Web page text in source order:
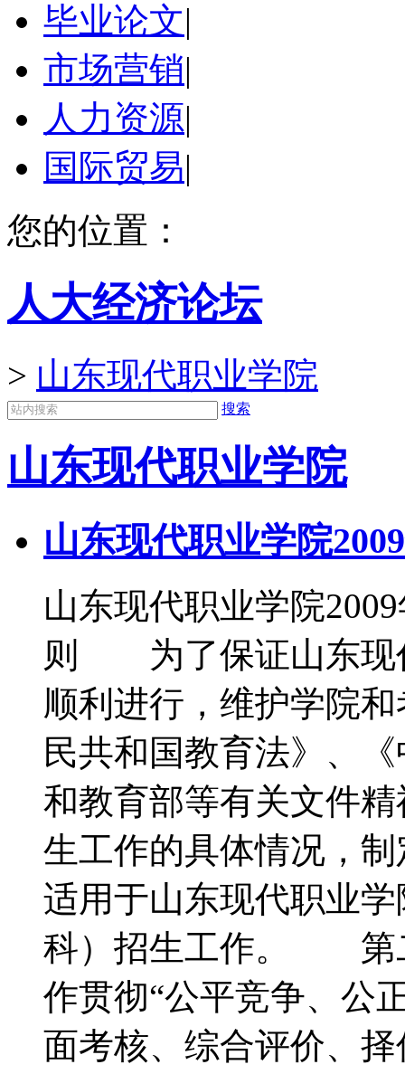
毕业论文|
市场营销|
人力资源|
国际贸易|
您的位置：
人大经济论坛
> 山东现代职业学院
搜索
山东现代职业学院
山东现代职业学院
山东现代职业学院
则 为了保证山东现
顺利进行，维护学院
民共和国教育法》、
和教育部等有关文件
生工作的具体情况，
适用于山东现代职业
科）招生工作。 第
作贯彻“公平竞争、公
面考核、综合评价、